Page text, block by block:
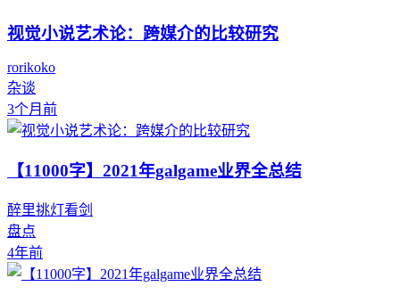
视觉小说艺术论：跨媒介的比较研究
rorikoko
杂谈
3个月前
【11000字】2021年galgame业界全总结
醉里挑灯看剑
盘点
4年前